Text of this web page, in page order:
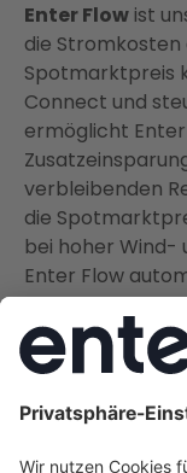
Enter Flow ist
die
Spotmarktpreis
Connect und
ermöglicht
verbleibenden
die
bei hoher Wind-
Enter Flow
steuert die
Das ist der